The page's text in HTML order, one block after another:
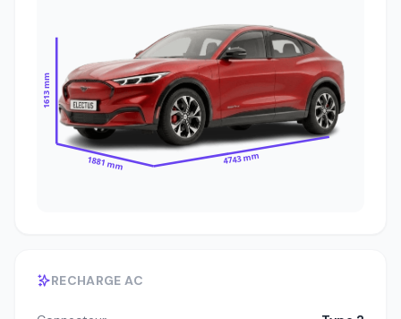
1613 mm
1881 mm 4743 mm
RECHARGE AC